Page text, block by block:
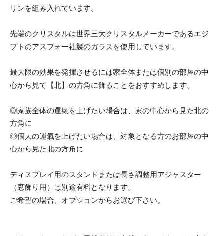
リンを組み入れています。
先端のクリスタルは世界三大クリスタルメーカーであるエジ
プトのアスフォー社製のガラスを使用しています。
最大限の効果を発揮させるには家全体または個別の部屋の中
心から見て【北】の方角に飾ることをおすすめします。
◎家族全体の運氣を上げたい場合は、家の中心から見た北の
方角に
◎個人の運氣を上げたい場合は、対象となる方のお部屋の中
心から見た北の方角に
ディスプレイ用のスタンドまたは長さ調整用アジャスター
（窓飾り用）は別途有料となります。
ご希望の場合、オプションからお選び下さい。